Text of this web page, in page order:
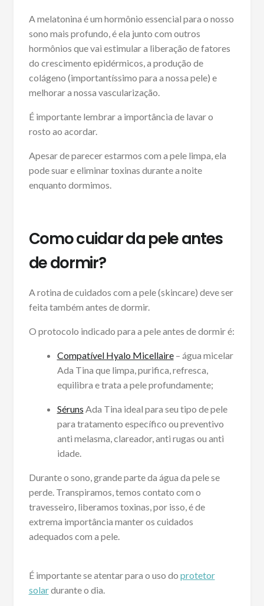
A melatonina é um hormônio essencial para o nosso
sono mais profundo, é ela junto com outros
hormônios que vai estimular a liberação de fatores
do crescimento epidérmicos, a produção de
colágeno (importantíssimo para a nossa pele) e
melhorar a nossa vascularização.
É importante lembrar a importância de lavar o
rosto ao acordar.
Apesar de parecer estarmos com a pele limpa, ela
pode suar e eliminar toxinas durante a noite
enquanto dormimos.
Como cuidar da pele antes
de dormir?
A rotina de cuidados com a pele (skincare) deve ser
feita também antes de dormir.
O protocolo indicado para a pele antes de dormir é:
Compatível Hyalo Micellaire– água micelar
Ada Tina que limpa, purifica, refresca,
equilibra e trata a pele profundamente;
Séruns Ada Tina ideal para seu tipo de pele
para tratamento específico ou preventivo
anti melasma, clareador, anti rugas ou anti
idade.
Durante o sono, grande parte da água da pele se
perde. Transpiramos, temos contato com o
travesseiro, liberamos toxinas, por isso, é de
extrema importância manter os cuidados
adequados com a pele.
É importante se atentar para o uso do protetor
solardurante o dia.